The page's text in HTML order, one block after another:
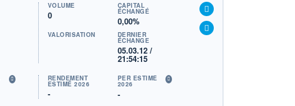
VOLUME
0
CAPITAL
ÉCHANGÉ
0,00%
VALORISATION DERNIER
ÉCHANGE
05.03.12 /
21:54:15
RENDEMENT
ESTIMÉ 2026
-
PER ESTIMÉ
2026
-